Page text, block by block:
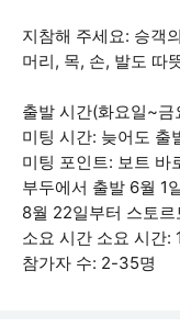
지참해 주세요: 승객
머리, 목, 손, 발도 따
출발 시간(화요일~
미팅 시간: 늦어도 출
미팅 포인트: 보트 바
부두에서 출발 6월 1
8월 22일부터 스토
소요 시간 소요 시간:
참가자 수: 2-35명